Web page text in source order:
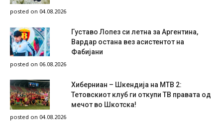
posted on 04.08.2026
Густаво Лопез си летна за Аргентина,
Вардар остана вез асистентот на
Фабијани
posted on 06.08.2026
Хиберниан – Шкендија на МТВ 2:
Тетовскиот клуб ги откупи ТВ правата од
мечот во Шкотска!
posted on 04.08.2026